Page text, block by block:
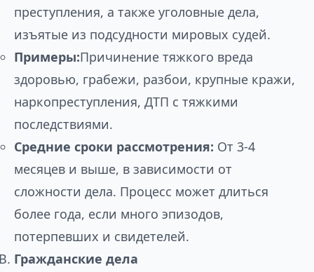
преступления, а также уголовные дела,
изъятые из подсудности мировых судей.
Примеры:Причинение тяжкого вреда
здоровью, грабежи, разбои, крупные кражи,
наркопреступления, ДТП с тяжкими
последствиями.
Средние сроки рассмотрения: От 3-4
месяцев и выше, в зависимости от
сложности дела. Процесс может длиться
более года, если много эпизодов,
потерпевших и свидетелей.
Гражданские дела